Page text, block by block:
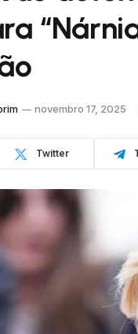
novembro 17, 2025
Twitter